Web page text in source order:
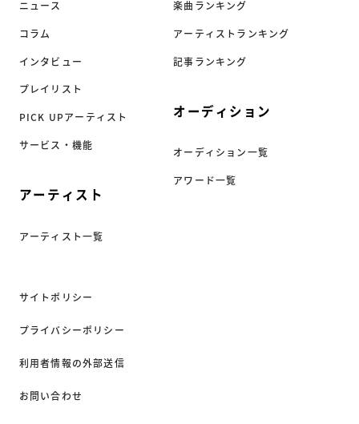
ニュース
コラム
インタビュー
プレイリスト
PICK UPアーティスト
サービス・機能
アーティスト
アーティスト一覧
楽曲ランキング
アーティストランキング
記事ランキング
オーディション
オーディション一覧
アワード一覧
サイトポリシー
プライバシーポリシー
利用者情報の外部送信
お問い合わせ